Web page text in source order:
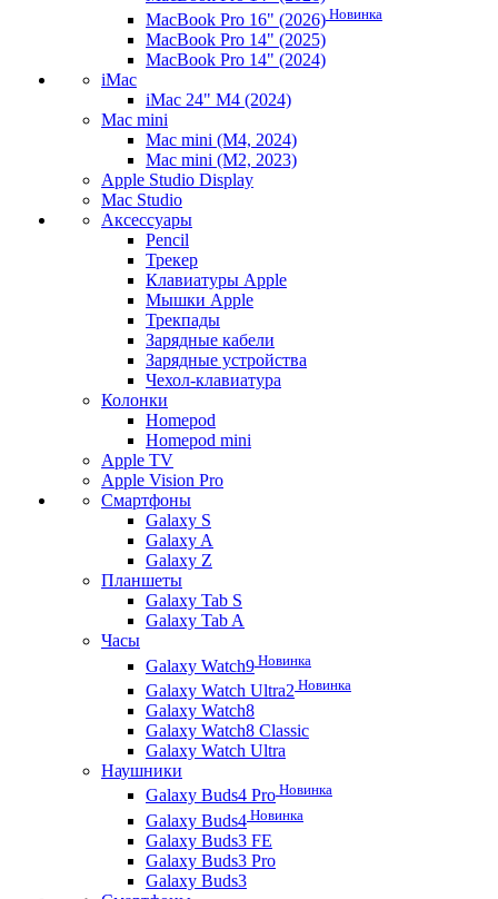
MacBook Pro 16" (2026) Новинка
MacBook Pro 14" (2025)
MacBook Pro 14" (2024)
iMac
iMac 24" M4 (2024)
Mac mini
Mac mini (M4, 2024)
Mac mini (M2, 2023)
Apple Studio Display
Mac Studio
Аксессуары
Pencil
Трекер
Клавиатуры Apple
Мышки Apple
Трекпады
Зарядные кабели
Зарядные устройства
Чехол-клавиатура
Колонки
Homepod
Homepod mini
Apple TV
Apple Vision Pro
Смартфоны
Galaxy S
Galaxy A
Galaxy Z
Планшеты
Galaxy Tab S
Galaxy Tab A
Часы
Galaxy Watch9 Новинка
Galaxy Watch Ultra2 Новинка
Galaxy Watch8
Galaxy Watch8 Classic
Galaxy Watch Ultra
Наушники
Galaxy Buds4 Pro Новинка
Galaxy Buds4 Новинка
Galaxy Buds3 FE
Galaxy Buds3 Pro
Galaxy Buds3